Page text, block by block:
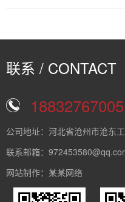
联系 / CONTACT
18832767005
公司地址：河北省沧州市沧东
联系邮箱：
网站制作：某某网络